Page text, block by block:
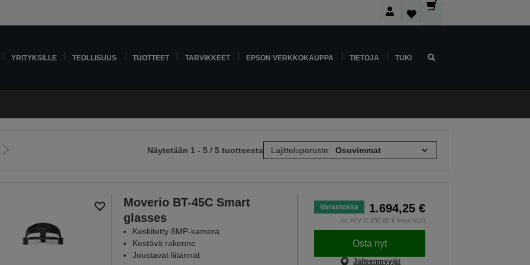
YRITYKSILLE TEOLLISUUS TUOTTEET TARVIKKEET EPSON VERKKOKAUPPA TIETOJA TUKI
Siirry
Näytetään 1 - 5 / 5 tuotteesta Lajitteluperuste:
Moverio BT-45C Smart
glasses
Keskitetty 8MP-kamera
Kestävä rakenne
Joustavat liitännät
Varastossa 1.694,25 €
sis. ALV (1.350,00 € ilman ALV)
Osta nyt
Jälleenmyyjät